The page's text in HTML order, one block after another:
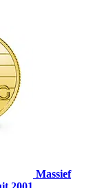
Massief